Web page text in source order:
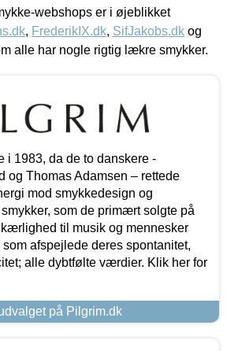
webshops er i øjeblikket
, FrederikIX.dk, SifJakobs.dk og
alle har nogle rigtig lækre smykker.
i 1983, da de to danskere -
og Thomas Adamsen – rettede
mod smykkedesign og
som de primært solgte på
til musik og mennesker
afspejlede deres spontanitet,
alle dybtfølte værdier. Klik her for
på Pilgrim.dk